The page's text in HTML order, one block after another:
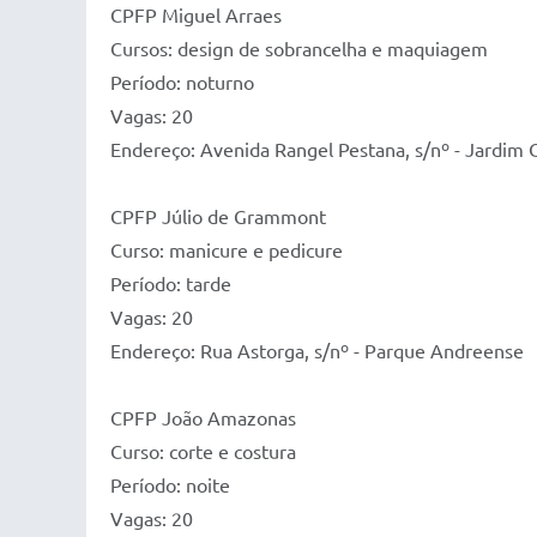
CPFP Miguel Arraes
Cursos: design de sobrancelha e maquiagem
Período: noturno
Vagas: 20
Endereço: Avenida Rangel Pestana, s/nº - Jardim
CPFP Júlio de Grammont
Curso: manicure e pedicure
Período: tarde
Vagas: 20
Endereço: Rua Astorga, s/nº - Parque Andreense
CPFP João Amazonas
Curso: corte e costura
Período: noite
Vagas: 20